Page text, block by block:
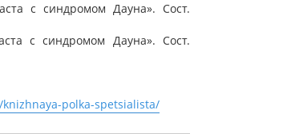
с синдромом Дауна». Сост.
с синдромом Дауна». Сост.
polka-spetsialista/